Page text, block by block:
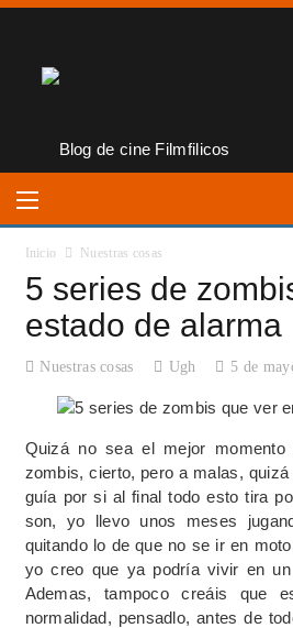
Inicio Nuestras cosas
5 series de
estado de alarma
Nuestras cosas Ugh 5 de
Quizá no sea el mejor
zombis, cierto, pero a malas,
guía por si al final todo esto tira
son, yo llevo unos meses
quitando lo de que no se ir en
yo creo que ya podría vivir en un
Ademas, tampoco creáis que
normalidad, pensadlo, antes de